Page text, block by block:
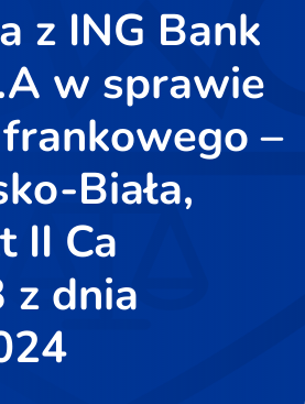
z ING Bank
w sprawie
–
Biała,
II Ca
z dnia